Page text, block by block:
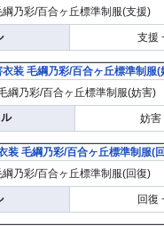
綱乃彩/百合ヶ丘標準制服(支援)
支援
綱乃彩/百合ヶ丘標準制服(妨害)
妨害
綱乃彩/百合ヶ丘標準制服(回復)
回復